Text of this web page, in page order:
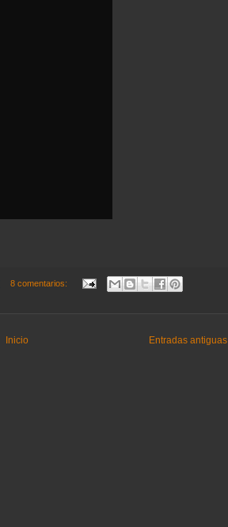
8 comentarios:
Entradas antiguas
Inicio